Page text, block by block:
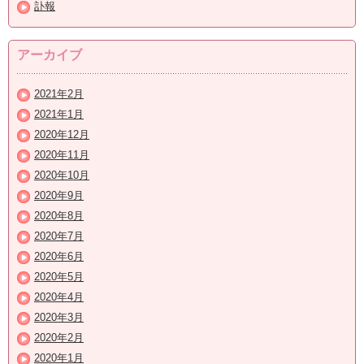
訃報
アーカイブ
2021年2月
2021年1月
2020年12月
2020年11月
2020年10月
2020年9月
2020年8月
2020年7月
2020年6月
2020年5月
2020年4月
2020年3月
2020年2月
2020年1月